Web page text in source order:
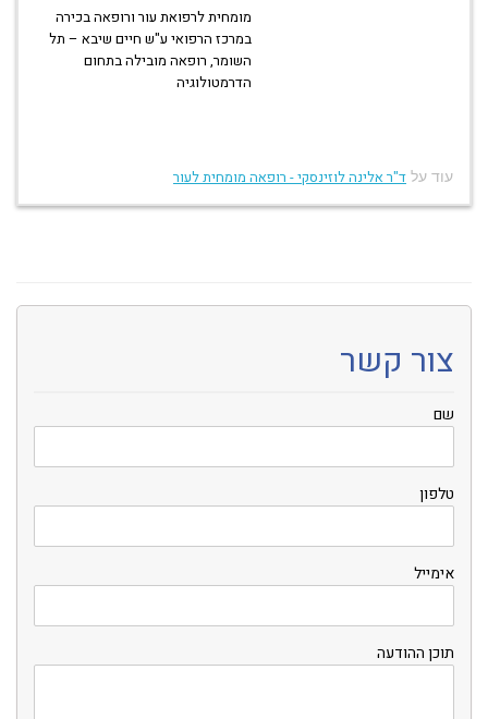
מומחית לרפואת עור ורופאה בכירה
במרכז הרפואי ע"ש חיים שיבא – תל
השומר, רופאה מובילה בתחום
הדרמטולוגיה
עוד עלד"ר אלינה לוזינסקי - רופאה מומחית לעור
צור קשר
שם
טלפון
אימייל
תוכן ההודעה